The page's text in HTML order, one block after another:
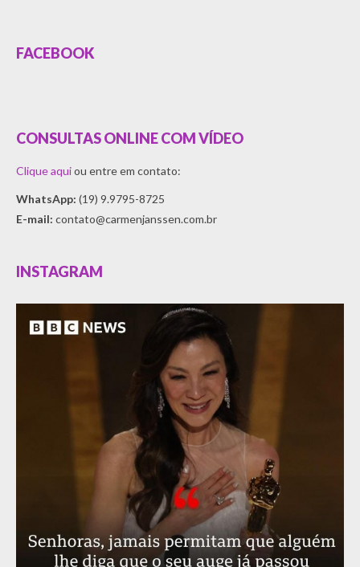
FACEBOOK
CONSULTAS ONLINE COM VÍDEO
Clique aquiou entre em contato:
WhatsApp: (19) 9.9795-8725
E-mail: contato@carmenjanssen.com.br
INSTAGRAM